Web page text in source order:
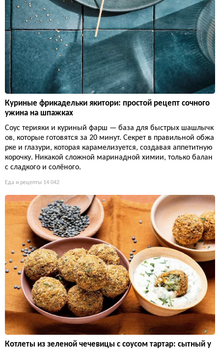
Куриные фрикадельки якитори: простой рецепт сочного
ужина на шпажках
Соус терияки и куриный фарш — база для быстрых шашлычк
ов, которые готовятся за 20 минут. Секрет в правильной обжа
рке и глазури, которая карамелизуется, создавая аппетитную
корочку. Никакой сложной маринадной химии, только балан
с сладкого и солёного.
Еда и рецепты 14 042
Котлеты из зеленой чечевицы с соусом тартар: сытный у